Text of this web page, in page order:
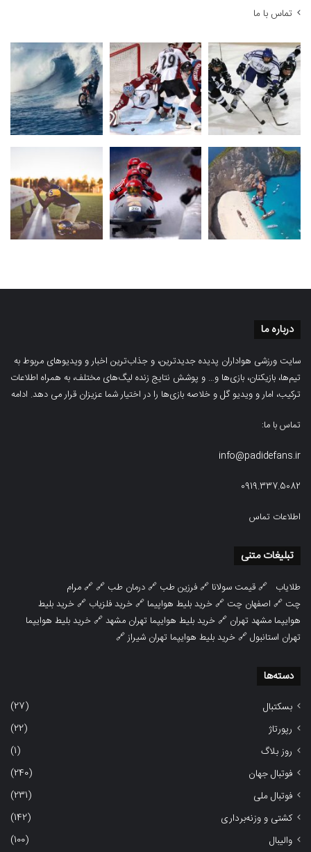
تماس با ما
درباره ما
سایت ورزشی هواداران پدیده جدیدترین، و جذاب‌ترین اخبار و ویدیوهای مربوط به
تیم‌ها، بازیکنان، بازی‌ها و… و پوشش نتایج زنده لیگ‌های مختلف، به همراه اطلاعات
ترکیب، امار و ویدیو‌‌ گل‌ و خلاصه بازی‌ها را در اختیار شما عزیزان قرار می دهد. ادامه
تماس با ما:
info@padidefans.ir
0919.337.5082
اطلاعات تماس
تبلیغات متنی
طلایاب 🔗قیمت سولانا 🔗فرزین طب 🔗درمان طب 🔗 🔗مرام
چت 🔗 اصفهان چت 🔗خرید بلیط هواپیما 🔗خرید فلزیاب 🔗خرید بلیط
هوایپما مشهد تهران 🔗خرید بلیط هوایپما تهران مشهد🔗خرید بلیط هوایپما
تهران استانبول🔗خرید بلیط هوایپما تهران شیراز🔗
دسته‌ها
بسکتبال
(27)
رپورتاژ
(22)
روز بلاگ
(1)
فوتبال جهان
(240)
فوتبال ملی
(231)
کشتی و وزنه‌برداری
(142)
والیبال
(100)